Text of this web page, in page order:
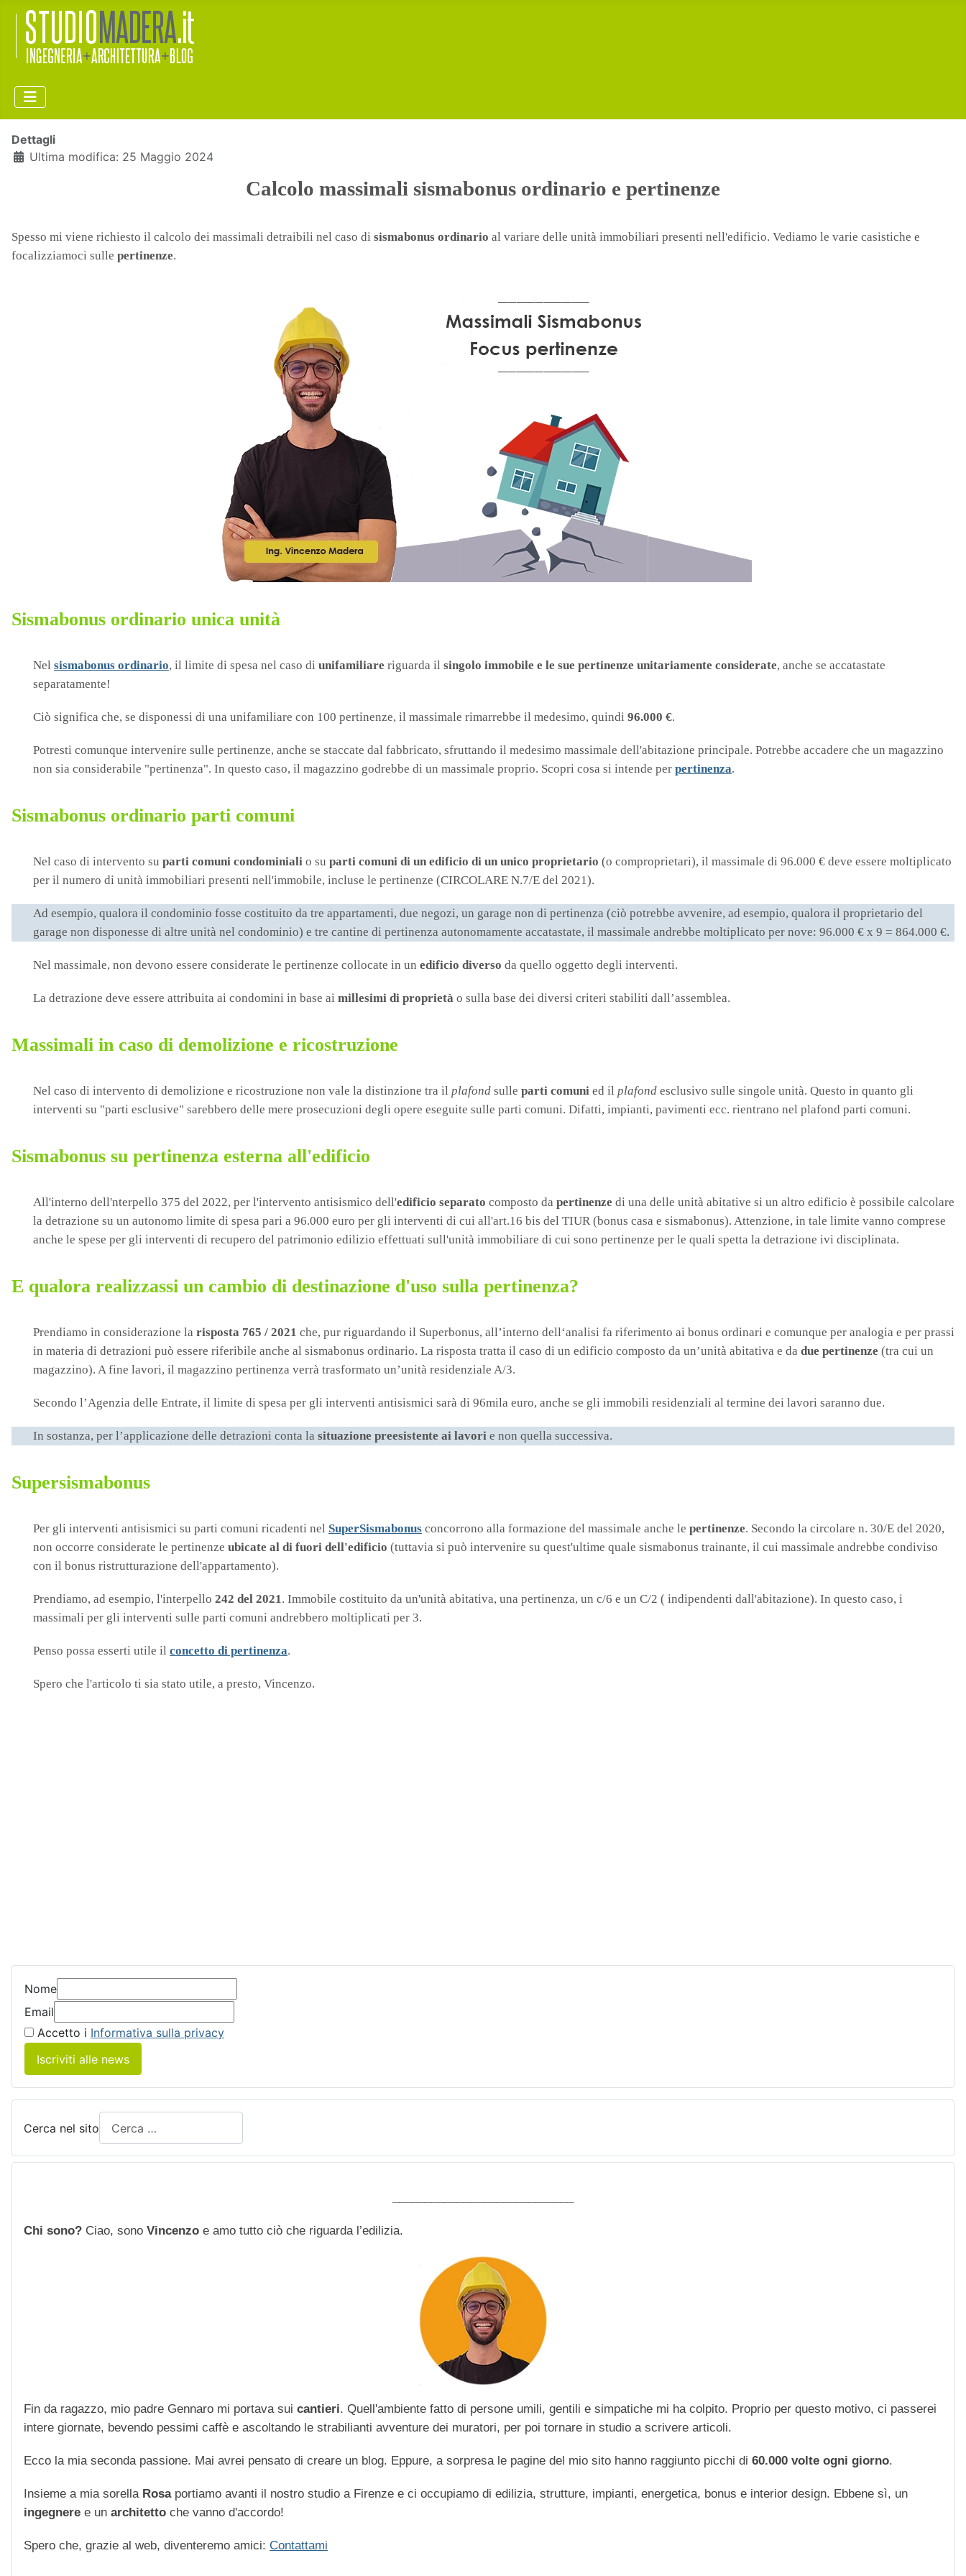
Dettagli
Ultima modifica: 25 Maggio 2024
Calcolo massimali sismabonus ordinario e pertinenze
Spesso mi viene richiesto il calcolo dei massimali detraibili nel caso di sismabonus ordinario al variare delle unità immobiliari presenti nell'edificio. Vediamo le varie casistiche e
focalizziamoci sulle pertinenze.
Sismabonus ordinario unica unità
Nel sismabonus ordinario, il limite di spesa nel caso di unifamiliare riguarda il singolo immobile e le sue pertinenze unitariamente considerate, anche se accatastate
separatamente!
Ciò significa che, se disponessi di una unifamiliare con 100 pertinenze, il massimale rimarrebbe il medesimo, quindi 96.000 €.
Potresti comunque intervenire sulle pertinenze, anche se staccate dal fabbricato, sfruttando il medesimo massimale dell'abitazione principale. Potrebbe accadere che un magazzino
non sia considerabile "pertinenza". In questo caso, il magazzino godrebbe di un massimale proprio. Scopri cosa si intende per pertinenza.
Sismabonus ordinario parti comuni
Nel caso di intervento su parti comuni condominiali o su parti comuni di un edificio di un unico proprietario (o comproprietari), il massimale di 96.000 € deve essere moltiplicato
per il numero di unità immobiliari presenti nell'immobile, incluse le pertinenze (CIRCOLARE N.7/E del 2021).
Ad esempio, qualora il condominio fosse costituito da tre appartamenti, due negozi, un garage non di pertinenza (ciò potrebbe avvenire, ad esempio, qualora il proprietario del
garage non disponesse di altre unità nel condominio) e tre cantine di pertinenza autonomamente accatastate, il massimale andrebbe moltiplicato per nove: 96.000 € x 9 = 864.000 €.
Nel massimale, non devono essere considerate le pertinenze collocate in un edificio diverso da quello oggetto degli interventi.
La detrazione deve essere attribuita ai condomini in base ai millesimi di proprietà o sulla base dei diversi criteri stabiliti dall’assemblea.
Massimali in caso di demolizione e ricostruzione
Nel caso di intervento di demolizione e ricostruzione non vale la distinzione tra il plafond sulle parti comuni ed il plafond esclusivo sulle singole unità. Questo in quanto gli
interventi su "parti esclusive" sarebbero delle mere prosecuzioni degli opere eseguite sulle parti comuni. Difatti, impianti, pavimenti ecc. rientrano nel plafond parti comuni.
Sismabonus su pertinenza esterna all'edificio
All'interno dell'nterpello 375 del 2022, per l'intervento antisismico dell'edificio separato composto da pertinenze di una delle unità abitative si un altro edificio è possibile calcolare
la detrazione su un autonomo limite di spesa pari a 96.000 euro per gli interventi di cui all'art.16 bis del TIUR (bonus casa e sismabonus). Attenzione, in tale limite vanno comprese
anche le spese per gli interventi di recupero del patrimonio edilizio effettuati sull'unità immobiliare di cui sono pertinenze per le quali spetta la detrazione ivi disciplinata.
E qualora realizzassi un cambio di destinazione d'uso sulla pertinenza?
Prendiamo in considerazione la risposta 765 / 2021 che, pur riguardando il Superbonus, all’interno dell‘analisi fa riferimento ai bonus ordinari e comunque per analogia e per prassi
in materia di detrazioni può essere riferibile anche al sismabonus ordinario. La risposta tratta il caso di un edificio composto da un’unità abitativa e da due pertinenze (tra cui un
magazzino). A fine lavori, il magazzino pertinenza verrà trasformato un’unità residenziale A/3.
Secondo l’Agenzia delle Entrate, il limite di spesa per gli interventi antisismici sarà di 96mila euro, anche se gli immobili residenziali al termine dei lavori saranno due.
In sostanza, per l’applicazione delle detrazioni conta la situazione preesistente ai lavori e non quella successiva.
Supersismabonus
Per gli interventi antisismici su parti comuni ricadenti nel SuperSismabonus concorrono alla formazione del massimale anche le pertinenze. Secondo la circolare n. 30/E del 2020,
non occorre considerate le pertinenze ubicate al di fuori dell'edificio (tuttavia si può intervenire su quest'ultime quale sismabonus trainante, il cui massimale andrebbe condiviso
con il bonus ristrutturazione dell'appartamento).
Prendiamo, ad esempio, l'interpello 242 del 2021. Immobile costituito da un'unità abitativa, una pertinenza, un c/6 e un C/2 ( indipendenti dall'abitazione). In questo caso, i
massimali per gli interventi sulle parti comuni andrebbero moltiplicati per 3.
Penso possa esserti utile il concetto di pertinenza.
Spero che l'articolo ti sia stato utile, a presto, Vincenzo.
Nome
Email
Accetto i Informativa sulla privacy
Iscriviti alle news
Cerca nel sito
Chi sono? Ciao, sono Vincenzo e amo tutto ciò che riguarda l’edilizia.
Fin da ragazzo, mio padre Gennaro mi portava sui cantieri. Quell'ambiente fatto di persone umili, gentili e simpatiche mi ha colpito. Proprio per questo motivo, ci passerei
intere giornate, bevendo pessimi caffè e ascoltando le strabilianti avventure dei muratori, per poi tornare in studio a scrivere articoli.
Ecco la mia seconda passione. Mai avrei pensato di creare un blog. Eppure, a sorpresa le pagine del mio sito hanno raggiunto picchi di 60.000 volte ogni giorno.
Insieme a mia sorella Rosaportiamo avanti il nostro studio a Firenze e ci occupiamo di edilizia, strutture, impianti, energetica, bonus e interior design. Ebbene sì, un
ingegnere e un architetto che vanno d'accordo!
Spero che, grazie al web, diventeremo amici: Contattami